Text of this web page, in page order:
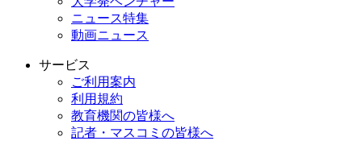
ニュース特集
動画ニュース
サービス
ご利用案内
利用規約
教育機関の皆様へ
記者・マスコミの皆様へ